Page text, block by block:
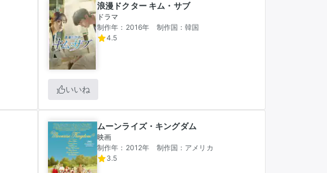
浪漫ドクター キム・サブ
ドラマ
制作年：2016年
制作国：韓国
4.5
いいね
ムーンライズ・キングダム
映画
制作年：2012年
制作国：アメリカ
3.5